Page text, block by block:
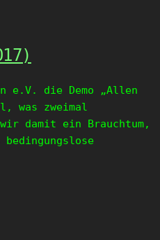
e.V. die Demo „Allen
was zweimal
damit ein Brauchtum,